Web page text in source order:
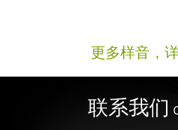
更多样音，
联系我们